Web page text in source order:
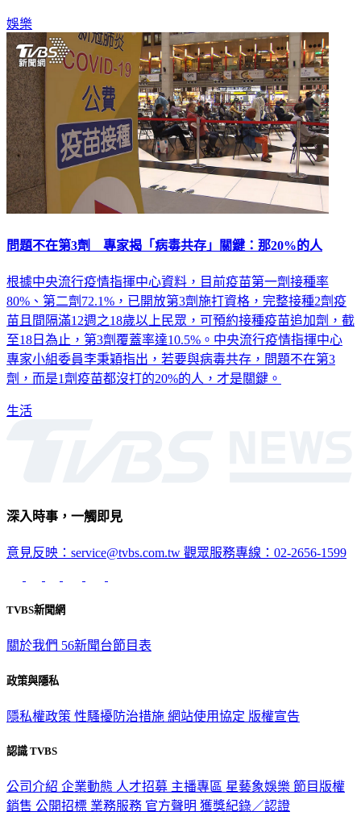
娛樂
問題不在第3劑 專家揭「病毒共存」關鍵：那20%的人
根據中央流行疫情指揮中心資料，目前疫苗第一劑接種率
80%、第二劑72.1%，已開放第3劑施打資格，完整接種2劑疫
苗且間隔滿12週之18歲以上民眾，可預約接種疫苗追加劑，截
至18日為止，第3劑覆蓋率達10.5%。中央流行疫情指揮中心
專家小組委員李秉穎指出，若要與病毒共存，問題不在第3
劑，而是1劑疫苗都沒打的20%的人，才是關鍵。
生活
深入時事，一觸即見
意見反映：service@tvbs.com.tw 觀眾服務專線：02-2656-1599
TVBS新聞網
關於我們 56新聞台節目表
政策與隱私
隱私權政策 性騷擾防治措施 網站使用協定 版權宣告
認識 TVBS
公司介紹 企業動態 人才招募 主播專區 星藝象娛樂 節目版權
銷售 公開招標 業務服務 官方聲明 獲獎紀錄／認證